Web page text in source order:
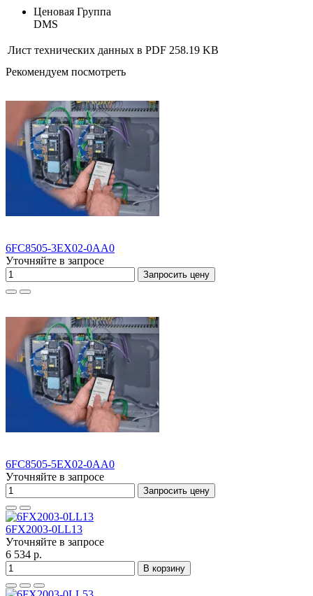
Ценовая Группа
DMS
Лист технических данных в PDF 258.19 KB
Рекомендуем посмотреть
6FC8505-3EX02-0AA0
Уточняйте в запросе
Запросить цену
6FC8505-5EX02-0AA0
Уточняйте в запросе
Запросить цену
6FX2003-0LL13
Уточняйте в запросе
6 534 р.
В корзину